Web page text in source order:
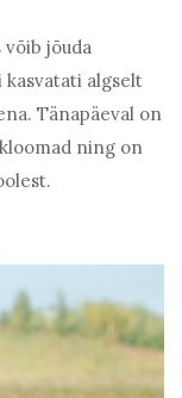
võib jõuda
algselt
Tänapäeval on
ning on